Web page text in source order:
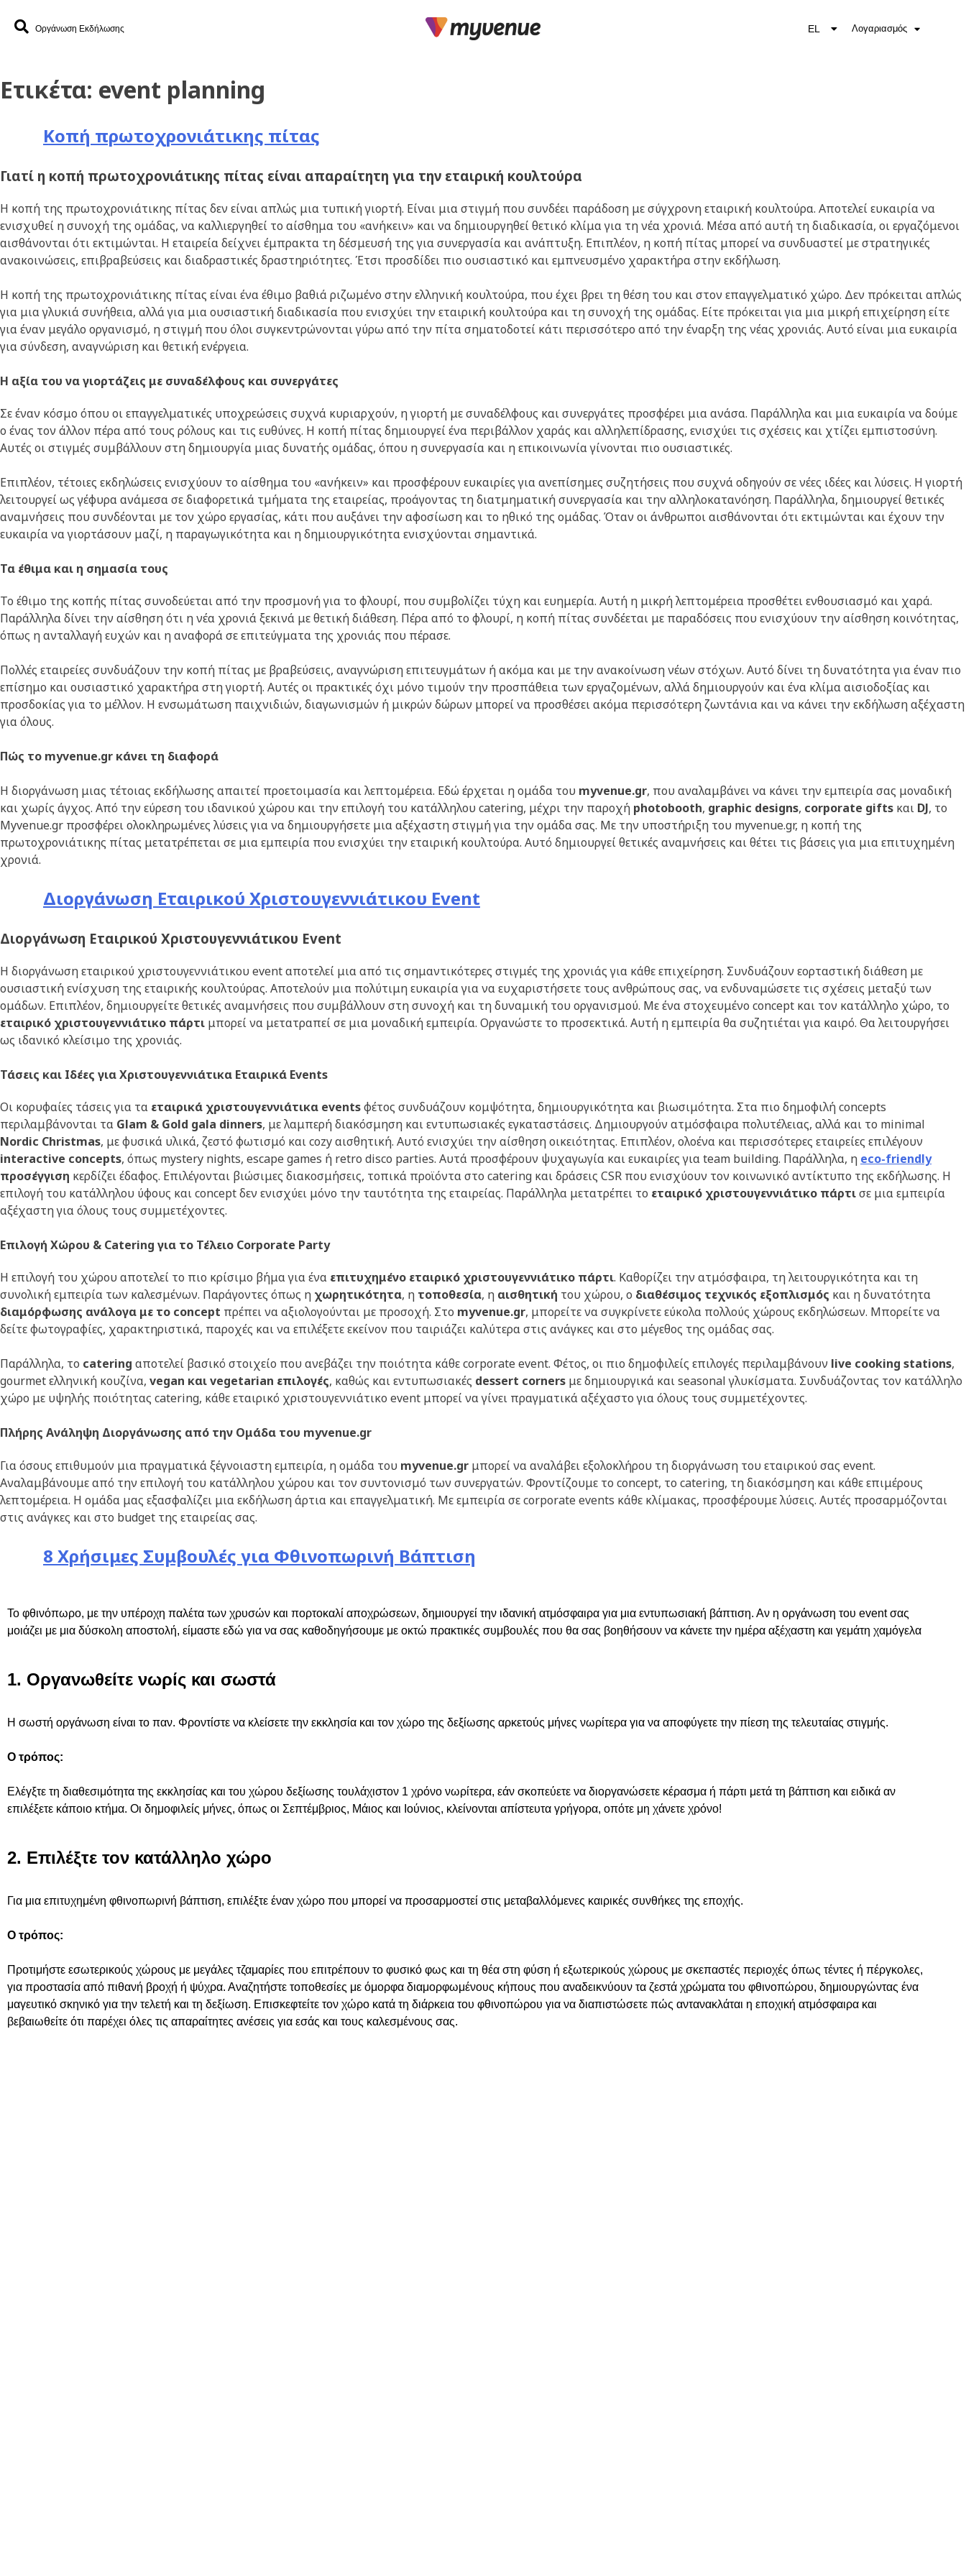
Οργάνωση Εκδήλωσης EL
EN Λογαριασμός
Ετικέτα: event planning
Κοπή πρωτοχρονιάτικης πίτας
Γιατί η κοπή πρωτοχρονιάτικης πίτας είναι απαραίτητη για την εταιρική κουλτούρα
Η κοπή της πρωτοχρονιάτικης πίτας δεν είναι απλώς μια τυπική γιορτή. Είναι μια στιγμή που συνδέει παράδοση με σύγχρονη εταιρική κουλτούρα. Αποτελεί ευκαιρία να
ενισχυθεί η συνοχή της ομάδας, να καλλιεργηθεί το αίσθημα του «ανήκειν» και να δημιουργηθεί θετικό κλίμα για τη νέα χρονιά. Μέσα από αυτή τη διαδικασία, οι εργαζόμενοι
αισθάνονται ότι εκτιμώνται. Η εταιρεία δείχνει έμπρακτα τη δέσμευσή της για συνεργασία και ανάπτυξη. Επιπλέον, η κοπή πίτας μπορεί να συνδυαστεί με στρατηγικές
ανακοινώσεις, επιβραβεύσεις και διαδραστικές δραστηριότητες. Έτσι προσδίδει πιο ουσιαστικό και εμπνευσμένο χαρακτήρα στην εκδήλωση.
Η κοπή της πρωτοχρονιάτικης πίτας είναι ένα έθιμο βαθιά ριζωμένο στην ελληνική κουλτούρα, που έχει βρει τη θέση του και στον επαγγελματικό χώρο. Δεν πρόκειται απλώς
για μια γλυκιά συνήθεια, αλλά για μια ουσιαστική διαδικασία που ενισχύει την εταιρική κουλτούρα και τη συνοχή της ομάδας. Είτε πρόκειται για μια μικρή επιχείρηση είτε
για έναν μεγάλο οργανισμό, η στιγμή που όλοι συγκεντρώνονται γύρω από την πίτα σηματοδοτεί κάτι περισσότερο από την έναρξη της νέας χρονιάς. Αυτό είναι μια ευκαιρία
για σύνδεση, αναγνώριση και θετική ενέργεια.
Η αξία του να γιορτάζεις με συναδέλφους και συνεργάτες
Σε έναν κόσμο όπου οι επαγγελματικές υποχρεώσεις συχνά κυριαρχούν, η γιορτή με συναδέλφους και συνεργάτες προσφέρει μια ανάσα. Παράλληλα και μια ευκαιρία να δούμε
ο ένας τον άλλον πέρα από τους ρόλους και τις ευθύνες. Η κοπή πίτας δημιουργεί ένα περιβάλλον χαράς και αλληλεπίδρασης, ενισχύει τις σχέσεις και χτίζει εμπιστοσύνη.
Αυτές οι στιγμές συμβάλλουν στη δημιουργία μιας δυνατής ομάδας, όπου η συνεργασία και η επικοινωνία γίνονται πιο ουσιαστικές.
Επιπλέον, τέτοιες εκδηλώσεις ενισχύουν το αίσθημα του «ανήκειν» και προσφέρουν ευκαιρίες για ανεπίσημες συζητήσεις που συχνά οδηγούν σε νέες ιδέες και λύσεις. Η γιορτή
λειτουργεί ως γέφυρα ανάμεσα σε διαφορετικά τμήματα της εταιρείας, προάγοντας τη διατμηματική συνεργασία και την αλληλοκατανόηση. Παράλληλα, δημιουργεί θετικές
αναμνήσεις που συνδέονται με τον χώρο εργασίας, κάτι που αυξάνει την αφοσίωση και το ηθικό της ομάδας. Όταν οι άνθρωποι αισθάνονται ότι εκτιμώνται και έχουν την
ευκαιρία να γιορτάσουν μαζί, η παραγωγικότητα και η δημιουργικότητα ενισχύονται σημαντικά.
Τα έθιμα και η σημασία τους
Το έθιμο της κοπής πίτας συνοδεύεται από την προσμονή για το φλουρί, που συμβολίζει τύχη και ευημερία. Αυτή η μικρή λεπτομέρεια προσθέτει ενθουσιασμό και χαρά.
Παράλληλα δίνει την αίσθηση ότι η νέα χρονιά ξεκινά με θετική διάθεση. Πέρα από το φλουρί, η κοπή πίτας συνδέεται με παραδόσεις που ενισχύουν την αίσθηση κοινότητας,
όπως η ανταλλαγή ευχών και η αναφορά σε επιτεύγματα της χρονιάς που πέρασε.
Πολλές εταιρείες συνδυάζουν την κοπή πίτας με βραβεύσεις, αναγνώριση επιτευγμάτων ή ακόμα και με την ανακοίνωση νέων στόχων. Αυτό δίνει τη δυνατότητα για έναν πιο
επίσημο και ουσιαστικό χαρακτήρα στη γιορτή. Αυτές οι πρακτικές όχι μόνο τιμούν την προσπάθεια των εργαζομένων, αλλά δημιουργούν και ένα κλίμα αισιοδοξίας και
προσδοκίας για το μέλλον. Η ενσωμάτωση παιχνιδιών, διαγωνισμών ή μικρών δώρων μπορεί να προσθέσει ακόμα περισσότερη ζωντάνια και να κάνει την εκδήλωση αξέχαστη
για όλους.
Πώς το myvenue.gr κάνει τη διαφορά
Η διοργάνωση μιας τέτοιας εκδήλωσης απαιτεί προετοιμασία και λεπτομέρεια. Εδώ έρχεται η ομάδα του myvenue.gr, που αναλαμβάνει να κάνει την εμπειρία σας μοναδική
και χωρίς άγχος. Από την εύρεση του ιδανικού χώρου και την επιλογή του κατάλληλου catering, μέχρι την παροχή photobooth, graphic designs, corporate gifts και DJ, το
Myvenue.gr προσφέρει ολοκληρωμένες λύσεις για να δημιουργήσετε μια αξέχαστη στιγμή για την ομάδα σας. Με την υποστήριξη του myvenue.gr, η κοπή της
πρωτοχρονιάτικης πίτας μετατρέπεται σε μια εμπειρία που ενισχύει την εταιρική κουλτούρα. Αυτό δημιουργεί θετικές αναμνήσεις και θέτει τις βάσεις για μια επιτυχημένη
χρονιά.
Διοργάνωση Εταιρικού Χριστουγεννιάτικου Event
Διοργάνωση Εταιρικού Χριστουγεννιάτικου Event
Η διοργάνωση εταιρικού χριστουγεννιάτικου event αποτελεί μια από τις σημαντικότερες στιγμές της χρονιάς για κάθε επιχείρηση. Συνδυάζουν εορταστική διάθεση με
ουσιαστική ενίσχυση της εταιρικής κουλτούρας. Αποτελούν μια πολύτιμη ευκαιρία για να ευχαριστήσετε τους ανθρώπους σας, να ενδυναμώσετε τις σχέσεις μεταξύ των
ομάδων. Επιπλέον, δημιουργείτε θετικές αναμνήσεις που συμβάλλουν στη συνοχή και τη δυναμική του οργανισμού. Με ένα στοχευμένο concept και τον κατάλληλο χώρο, το
εταιρικό χριστουγεννιάτικο πάρτι μπορεί να μετατραπεί σε μια μοναδική εμπειρία. Οργανώστε το προσεκτικά. Αυτή η εμπειρία θα συζητιέται για καιρό. Θα λειτουργήσει
ως ιδανικό κλείσιμο της χρονιάς.
Τάσεις και Ιδέες για Χριστουγεννιάτικα Εταιρικά Events
Οι κορυφαίες τάσεις για τα εταιρικά χριστουγεννιάτικα eventsφέτος συνδυάζουν κομψότητα, δημιουργικότητα και βιωσιμότητα. Στα πιο δημοφιλή concepts
περιλαμβάνονται τα Glam & Gold gala dinners, με λαμπερή διακόσμηση και εντυπωσιακές εγκαταστάσεις. Δημιουργούν ατμόσφαιρα πολυτέλειας, αλλά και το minimal
Nordic Christmas, με φυσικά υλικά, ζεστό φωτισμό και cozy αισθητική. Αυτό ενισχύει την αίσθηση οικειότητας. Επιπλέον, ολοένα και περισσότερες εταιρείες επιλέγουν
interactive concepts, όπως mystery nights, escape games ή retro disco parties. Αυτά προσφέρουν ψυχαγωγία και ευκαιρίες για team building. Παράλληλα, η eco-friendly
προσέγγιση κερδίζει έδαφος. Επιλέγονται βιώσιμες διακοσμήσεις, τοπικά προϊόντα στο catering και δράσεις CSR που ενισχύουν τον κοινωνικό αντίκτυπο της εκδήλωσης. Η
επιλογή του κατάλληλου ύφους και concept δεν ενισχύει μόνο την ταυτότητα της εταιρείας. Παράλληλα μετατρέπει το εταιρικό χριστουγεννιάτικο πάρτισε μια εμπειρία
αξέχαστη για όλους τους συμμετέχοντες.
Επιλογή Χώρου & Catering για το Τέλειο Corporate Party
Η επιλογή του χώρου αποτελεί το πιο κρίσιμο βήμα για ένα επιτυχημένο εταιρικό χριστουγεννιάτικο πάρτι. Καθορίζει την ατμόσφαιρα, τη λειτουργικότητα και τη
συνολική εμπειρία των καλεσμένων. Παράγοντες όπως η χωρητικότητα, η τοποθεσία, η αισθητική του χώρου, ο διαθέσιμος τεχνικός εξοπλισμός και η δυνατότητα
διαμόρφωσης ανάλογα με το concept πρέπει να αξιολογούνται με προσοχή. Στο myvenue.gr, μπορείτε να συγκρίνετε εύκολα πολλούς χώρους εκδηλώσεων. Μπορείτε να
δείτε φωτογραφίες, χαρακτηριστικά, παροχές και να επιλέξετε εκείνον που ταιριάζει καλύτερα στις ανάγκες και στο μέγεθος της ομάδας σας.
Παράλληλα, το catering αποτελεί βασικό στοιχείο που ανεβάζει την ποιότητα κάθε corporate event. Φέτος, οι πιο δημοφιλείς επιλογές περιλαμβάνουν live cooking stations,
gourmet ελληνική κουζίνα, vegan και vegetarian επιλογές, καθώς και εντυπωσιακές dessert corners με δημιουργικά και seasonal γλυκίσματα. Συνδυάζοντας τον κατάλληλο
χώρο με υψηλής ποιότητας catering, κάθε εταιρικό χριστουγεννιάτικο event μπορεί να γίνει πραγματικά αξέχαστο για όλους τους συμμετέχοντες.
Πλήρης Ανάληψη Διοργάνωσης από την Ομάδα του myvenue.gr
Για όσους επιθυμούν μια πραγματικά ξέγνοιαστη εμπειρία, η ομάδα του myvenue.gr μπορεί να αναλάβει εξολοκλήρου τη διοργάνωση του εταιρικού σας event.
Αναλαμβάνουμε από την επιλογή του κατάλληλου χώρου και τον συντονισμό των συνεργατών. Φροντίζουμε το concept, το catering, τη διακόσμηση και κάθε επιμέρους
λεπτομέρεια. Η ομάδα μας εξασφαλίζει μια εκδήλωση άρτια και επαγγελματική. Με εμπειρία σε corporate events κάθε κλίμακας, προσφέρουμε λύσεις. Αυτές προσαρμόζονται
στις ανάγκες και στο budget της εταιρείας σας.
8 Χρήσιμες Συμβουλές για Φθινοπωρινή Βάπτιση
Το φθινόπωρο, με την υπέροχη παλέτα των χρυσών και πορτοκαλί αποχρώσεων, δημιουργεί την ιδανική ατμόσφαιρα για μια εντυπωσιακή βάπτιση. Αν η οργάνωση του event σας
μοιάζει με μια δύσκολη αποστολή, είμαστε εδώ για να σας καθοδηγήσουμε με οκτώ πρακτικές συμβουλές που θα σας βοηθήσουν να κάνετε την ημέρα αξέχαστη και γεμάτη χαμόγελα
1. Οργανωθείτε νωρίς και σωστά
Η σωστή οργάνωση είναι το παν. Φροντίστε να κλείσετε την εκκλησία και τον χώρο της δεξίωσης αρκετούς μήνες νωρίτερα για να αποφύγετε την πίεση της τελευταίας στιγμής.
Ο τρόπος:
Ελέγξτε τη διαθεσιμότητα της εκκλησίας και του χώρου δεξίωσης τουλάχιστον 1 χρόνο νωρίτερα, εάν σκοπεύετε να διοργανώσετε κέρασμα ή πάρτι μετά τη βάπτιση και ειδικά αν
επιλέξετε κάποιο κτήμα. Οι δημοφιλείς μήνες, όπως οι Σεπτέμβριος, Μάιος και Ιούνιος, κλείνονται απίστευτα γρήγορα, οπότε μη χάνετε χρόνο!
2. Επιλέξτε τον κατάλληλο χώρο
Για μια επιτυχημένη φθινοπωρινή βάπτιση, επιλέξτε έναν χώρο που μπορεί να προσαρμοστεί στις μεταβαλλόμενες καιρικές συνθήκες της εποχής.
Ο τρόπος:
Προτιμήστε εσωτερικούς χώρους με μεγάλες τζαμαρίες που επιτρέπουν το φυσικό φως και τη θέα στη φύση ή εξωτερικούς χώρους με σκεπαστές περιοχές όπως τέντες ή πέργκολες,
για προστασία από πιθανή βροχή ή ψύχρα. Αναζητήστε τοποθεσίες με όμορφα διαμορφωμένους κήπους που αναδεικνύουν τα ζεστά χρώματα του φθινοπώρου, δημιουργώντας ένα
μαγευτικό σκηνικό για την τελετή και τη δεξίωση. Επισκεφτείτε τον χώρο κατά τη διάρκεια του φθινοπώρου για να διαπιστώσετε πώς αντανακλάται η εποχική ατμόσφαιρα και
βεβαιωθείτε ότι παρέχει όλες τις απαραίτητες ανέσεις για εσάς και τους καλεσμένους σας.